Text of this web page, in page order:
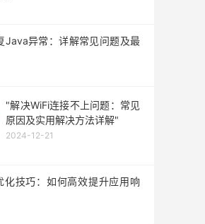
Java异常：详解常见问题及最
"解决WiFi连接不上问题：常见
原因及实用解决方法详解"
2024-12-21
化技巧：如何高效提升应用响